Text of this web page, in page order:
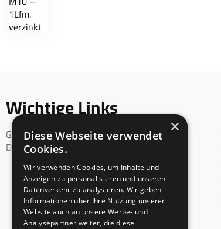
Wichtige Links
Geschäftsbedingungen
DSGVO
×
Diese Webseite verwendet
Cookies.
Wir verwenden Cookies, um Inhalte und
Anzeigen zu personalisieren und unseren
Datenverkehr zu analysieren. Wir geben
Informationen über Ihre Nutzung unserer
Website auch an unsere Werbe- und
Analysepartner weiter, die diese